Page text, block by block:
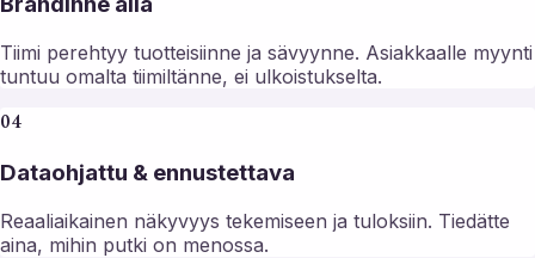
Tiimi perehtyy tuotteisiinne ja sävyynne. Asiakkaalle myynti
tuntuu omalta tiimiltänne, ei ulkoistukselta.
04
Dataohjattu & ennustettava
Reaaliaikainen näkyvyys tekemiseen ja tuloksiin. Tiedätte
aina, mihin putki on menossa.